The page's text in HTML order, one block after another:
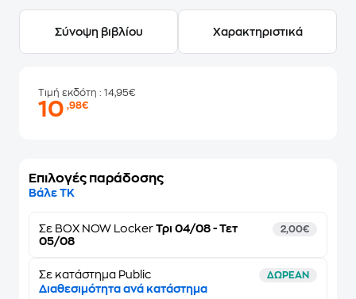
Σύνοψη βιβλίου Χαρακτηριστικά
Τιμή εκδότη : 14,95€
10,98€
Επιλογές παράδοσης
Βάλε ΤΚ
Σε BOX NOW Locker Τρι 04/08 - Τετ
05/08
2,00€
Σε κατάστημα Public ΔΩΡΕΑΝ
Διαθεσιμότητα ανά κατάστημα